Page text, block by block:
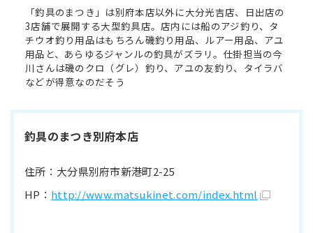
「釣具のまつき」は別府本店以外に大分光吉店、日出店の
3店舗で展開する大型釣具店。店内には船のアジ釣り、タ
チウオ釣り用品はもちろん磯釣り用品、ルアー用品、アユ
用品と、あらゆるジャンルの釣具がズラリ。仕掛担当の今
川さんは磯のクロ（グレ）釣り、アユの友釣り、タイラバ
などが得意なのだそう
釣具のまつき別府本店
住所：大分県別府市新港町2-25
HP： http://www.matsukinet.com/index.html